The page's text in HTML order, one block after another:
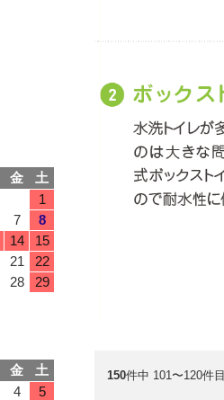
150件中 101〜120件目
金
土
1
7
8
14
15
21
22
28
29
金
土
4
5